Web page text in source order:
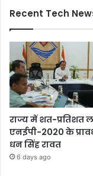
Recent Tech
राज्य में शत-प्रतिशत
एनईपी-2020 के
धन सिंह रावत
6 days ago